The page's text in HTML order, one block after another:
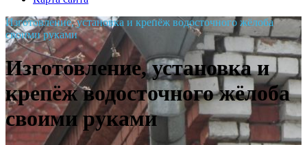
Изготовление, установка и крепёж водосточного жёлоба
своими руками
Изготовление, установка и
крепёж водосточного жёлоба
своими руками